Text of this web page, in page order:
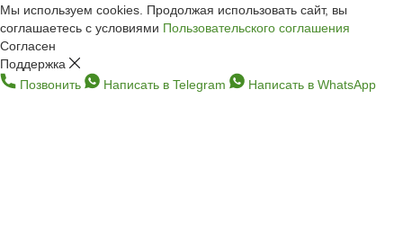
Мы используем cookies. Продолжая использовать сайт, вы
соглашаетесь с условиями Пользовательского соглашения
Согласен
Поддержка
Позвонить
Написать в Telegram Написать в WhatsApp